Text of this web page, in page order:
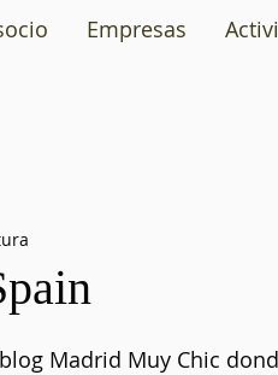
Empresas
Madrid Muy Chic